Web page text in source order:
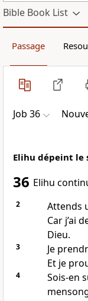
Bible Book List
Passage
Job 36
Elihu dépeint le
36 Elihu
2
Attends
Car j’ai
Dieu.
3
Je
Et je
4
Sois-en